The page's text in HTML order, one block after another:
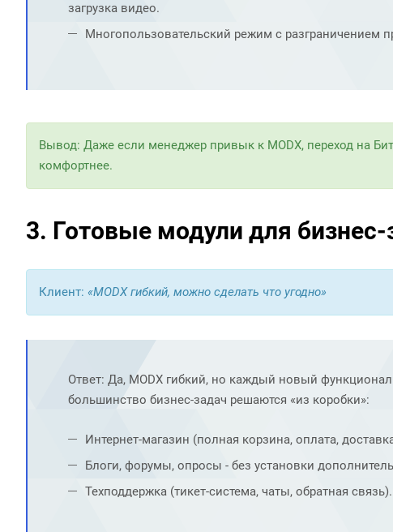
загрузка видео.
Многопользовательский режим с разграничением
Вывод: Даже если менеджер привык к MODX, переход на
комфортнее.
3. Готовые модули для
Клиент: «MODX гибкий, можно сделать что угодно»
Ответ: Да, MODX гибкий, но каждый новый
большинство бизнес-задач решаются «из коробки»:
Интернет-магазин (полная корзина, оплата,
Блоги, форумы, опросы - без установки
Техподдержка (тикет-система, чаты, обратная связь).